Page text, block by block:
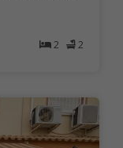
2 2